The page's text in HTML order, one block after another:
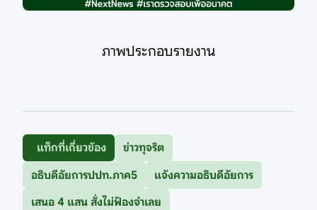
ภาพประกอบรายงาน
แท็กที่เกี่ยวข้อง
ข่าวทุจริต
อธิบดีอัยการปปท.ภาค5
แจ้งความอธิบดีอัยการ
เสนอ 4 แสน สั่งไม่ฟ้องจำเลย